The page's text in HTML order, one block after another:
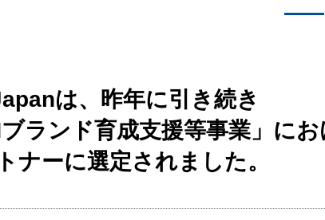
は、昨年に引き続き
ブランド育成支援等事業」にお
ナーに選定されました。